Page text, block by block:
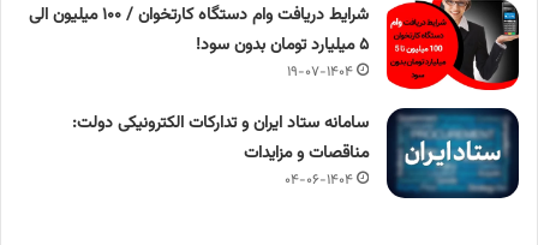
شرایط دریافت وام دستگاه کارتخوان / ۱۰۰ میلیون الی
۵ میلیارد تومان بدون سود!
۱۹-۰۷-۱۴۰۴
سامانه ستاد ایران و تدارکات الکترونیکی دولت:
مناقصات و مزایدات
۰۴-۰۶-۱۴۰۴